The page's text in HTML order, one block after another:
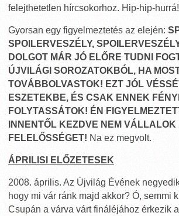
felejthetetlen hírcsokorhoz. Hip-hip-hurrá!
Gyorsan egy figyelmeztetés az elején:
SPOILERVESZÉLY,
DOLGOT MÁR JÓ ELŐRE TUDNI
ÚJVILÁGI SOROZATOKBÓL, HA
TOVÁBBOLVASTOK! EZT JÓL
ESZETEKBE, ÉS CSAK ENNEK
FOLYTASSÁTOK! ÉN
INNENTŐL KEZDVE NEM VÁLLALOK
FELELŐSSÉGET! Na ez megvolt.
ÁPRILISI ELŐZETESEK
2008. április. Az Újvilág Évének
hogy mi vár ránk majd akkor? Ó, semmi
Csupán a várva várt fináléjához érkezik